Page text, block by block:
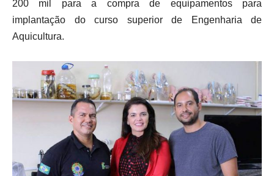
200 mil para a compra de equipamentos para
implantação do curso superior de Engenharia de
Aquicultura.